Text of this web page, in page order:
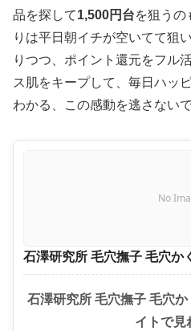
品を探して1,500円台を狙うの
りは平日朝イチが空いてて狙い
りつつ、ポイント還元をフル
ス肌をキープして、毎日ハッ
わかる、この感動を逃さないで
No
石澤研究所 毛穴撫子 毛穴か
石澤研究所 毛穴撫子 毛穴
イトで見